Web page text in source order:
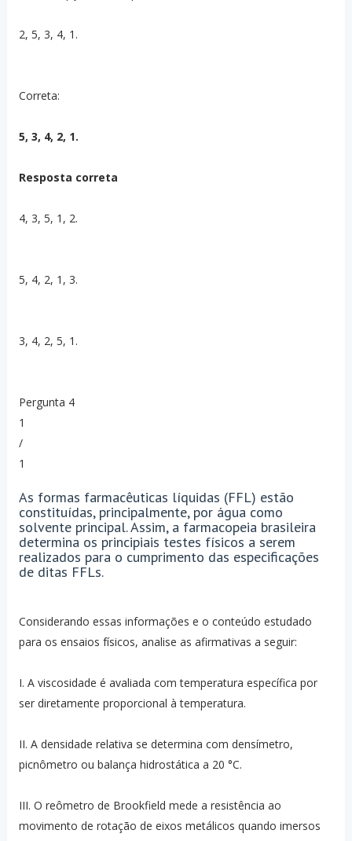
2, 5, 3, 4, 1.
Correta:
5, 3, 4, 2, 1.
Resposta correta
4, 3, 5, 1, 2.
5, 4, 2, 1, 3.
3, 4, 2, 5, 1.
Pergunta 4
1
/
1
As formas farmacêuticas líquidas (FFL) estão
constituídas, principalmente, por água como
solvente principal. Assim, a farmacopeia brasileira
determina os principiais testes físicos a serem
realizados para o cumprimento das especificações
de ditas FFLs.
Considerando essas informações e o conteúdo estudado
para os ensaios físicos, analise as afirmativas a seguir:
I. A viscosidade é avaliada com temperatura específica por
ser diretamente proporcional à temperatura.
II. A densidade relativa se determina com densímetro,
picnômetro ou balança hidrostática a 20 °C.
III. O reômetro de Brookfield mede a resistência ao
movimento de rotação de eixos metálicos quando imersos